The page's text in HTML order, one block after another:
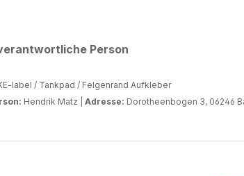
Person
label / Tankpad / Felgenrand Aufkleber
Hendrik Matz | Adresse: Dorotheenbogen 3, 06246